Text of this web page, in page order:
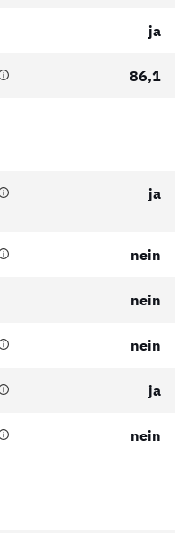
ja
86,1
ja
nein
nein
nein
ja
nein